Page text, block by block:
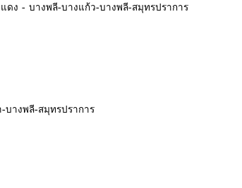
ง - บางพลี-บางแก้ว-บางพลี-สมุทรปราการ
บางพลี-สมุทรปราการ